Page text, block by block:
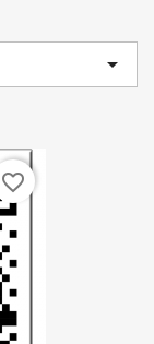

favorite_border